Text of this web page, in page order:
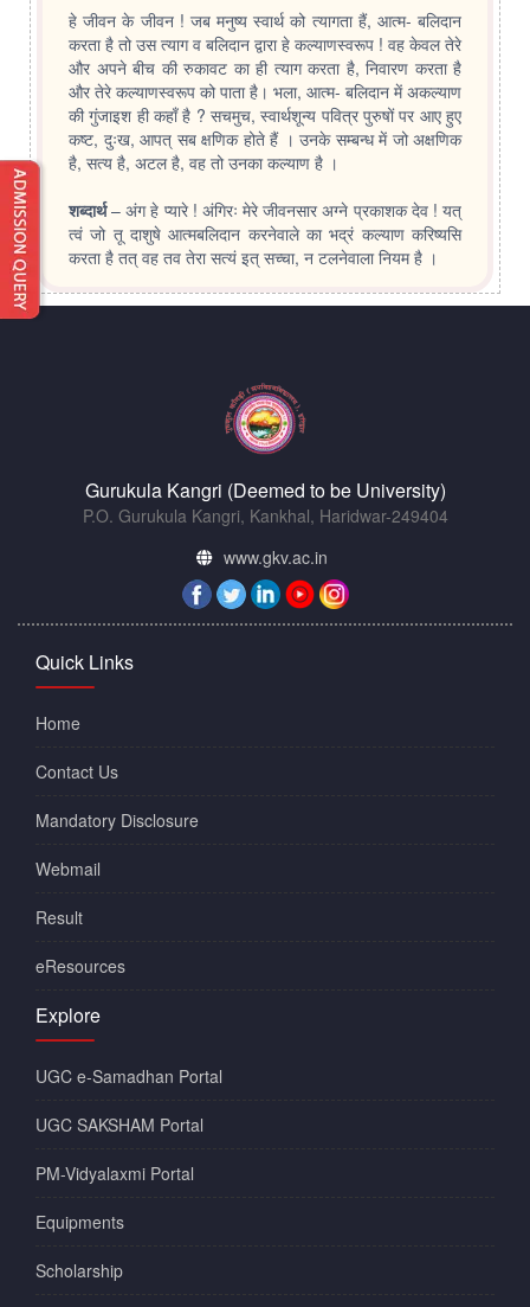
हे जीवन के जीवन ! जब मनुष्य स्वार्थ को त्यागता हैं, आत्म- बलिदान
करता है तो उस त्याग व बलिदान द्वारा हे कल्याणस्वरूप ! वह केवल तेरे
और अपने बीच की रुकावट का ही त्याग करता है, निवारण करता है
और तेरे कल्याणस्वरूप को पाता है। भला, आत्म- बलिदान में अकल्याण
की गुंजाइश ही कहाँ है ? सचमुच, स्वार्थशून्य पवित्र पुरुषों पर आए हुए
कष्ट, दुःख, आपत् सब क्षणिक होते हैं । उनके सम्बन्ध में जो अक्षणिक
है, सत्य है, अटल है, वह तो उनका कल्याण है ।
शब्दार्थ– अंग हे प्यारे ! अंगिरः मेरे जीवनसार अग्ने प्रकाशक देव ! यत्
त्वं जो तू दाशुषे आत्मबलिदान करनेवाले का भद्रं कल्याण करिष्यसि
करता है तत् वह तव तेरा सत्यं इत् सच्चा, न टलनेवाला नियम है ।
Gurukula Kangri (Deemed to be University)
P.O. Gurukula Kangri, Kankhal, Haridwar-249404
www.gkv.ac.in
Quick Links
Home
Contact Us
Mandatory Disclosure
Webmail
Result
eResources
Explore
UGC e-Samadhan Portal
UGC SAKSHAM Portal
PM-Vidyalaxmi Portal
Equipments
Scholarship